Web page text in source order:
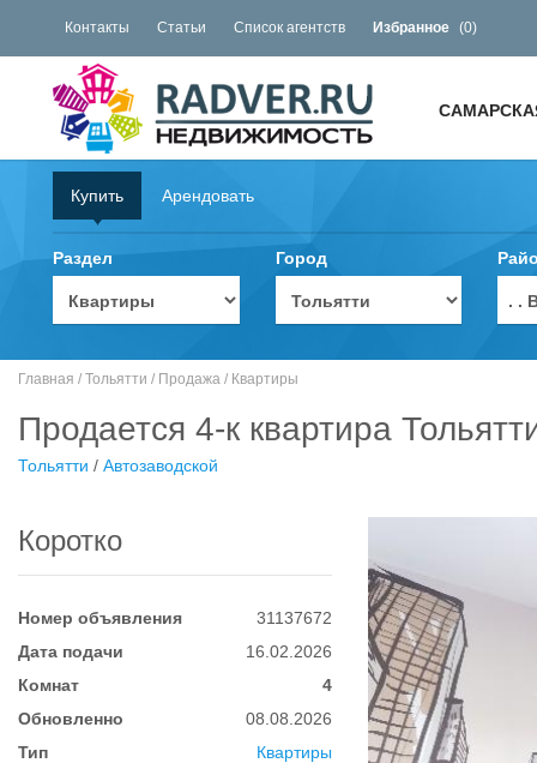
Контакты Статьи Список агентств Избранное (0)
Купить Арендовать
Раздел Город
. .
Главная / Тольятти / Продажа / Квартиры
Продается 4-к квартира
Тольятти / Автозаводской
Коротко
Номер объявления
31137672
Дата подачи
16.02.2026
Комнат
4
Обновленно
08.08.2026
Тип
Квартиры